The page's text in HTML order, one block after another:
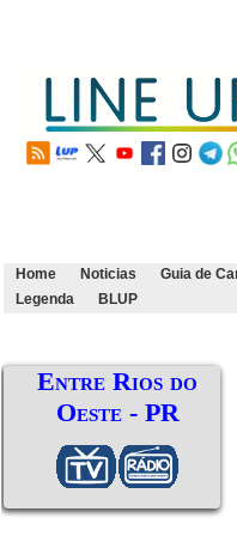
Home Noticias Guia de
Legenda
BLUP
Entre Rios do
Oeste - PR